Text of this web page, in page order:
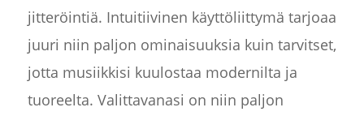
jitteröintiä. Intuitiivinen käyttöliittymä tarjoaa
juuri niin paljon ominaisuuksia kuin tarvitset,
jotta musiikkisi kuulostaa modernilta ja
tuoreelta. Valittavanasi on niin paljon